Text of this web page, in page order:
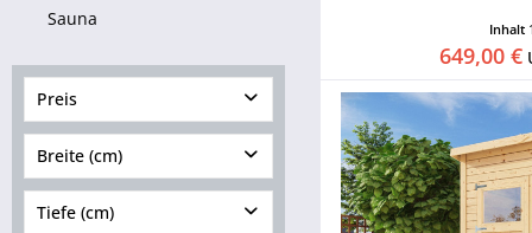
Sauna
Preis
von459,00 € bis5359,00
€
Breite (cm)
Tiefe (cm)
Inhalt
649,00 €